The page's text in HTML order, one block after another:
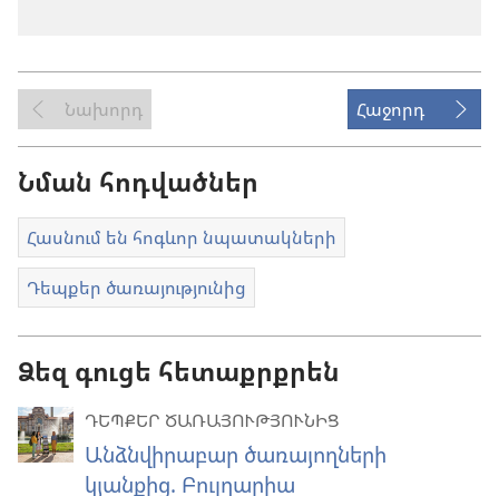
Նախորդ Հաջորդ
Նման հոդվածներ
Հասնում են հոգևոր նպատակների
Դեպքեր ծառայությունից
Ձեզ գուցե հետաքրքրեն
ԴԵՊՔԵՐ ԾԱՌԱՅՈՒԹՅՈՒՆԻՑ
Անձնվիրաբար ծառայողների
կյանքից. Բուլղարիա